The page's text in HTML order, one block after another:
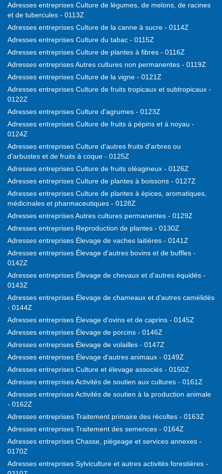
Adresses entreprises Culture de légumes, de melons, de racines
et de tubercules - 0113Z
Adresses entreprises Culture de la canne à sucre - 0114Z
Adresses entreprises Culture du tabac - 0115Z
Adresses entreprises Culture de plantes à fibres - 0116Z
Adresses entreprises Autres cultures non permanentes - 0119Z
Adresses entreprises Culture de la vigne - 0121Z
Adresses entreprises Culture de fruits tropicaux et subtropicaux -
0122Z
Adresses entreprises Culture d'agrumes - 0123Z
Adresses entreprises Culture de fruits à pépins et à noyau -
0124Z
Adresses entreprises Culture d'autres fruits d'arbres ou
d'arbustes et de fruits à coque - 0125Z
Adresses entreprises Culture de fruits oléagineux - 0126Z
Adresses entreprises Culture de plantes à boissons - 0127Z
Adresses entreprises Culture de plantes à épices, aromatiques,
médicinales et pharmaceutiques - 0128Z
Adresses entreprises Autres cultures permanentes - 0129Z
Adresses entreprises Reproduction de plantes - 0130Z
Adresses entreprises Élevage de vaches laitières - 0141Z
Adresses entreprises Élevage d'autres bovins et de buffles -
0142Z
Adresses entreprises Élevage de chevaux et d'autres équidés -
0143Z
Adresses entreprises Élevage de chameaux et d'autres camélidés
- 0144Z
Adresses entreprises Élevage d'ovins et de caprins - 0145Z
Adresses entreprises Élevage de porcins - 0146Z
Adresses entreprises Élevage de volailles - 0147Z
Adresses entreprises Élevage d'autres animaux - 0149Z
Adresses entreprises Culture et élevage associés - 0150Z
Adresses entreprises Activités de soutien aux cultures - 0161Z
Adresses entreprises Activités de soutien à la production animale
- 0162Z
Adresses entreprises Traitement primaire des récoltes - 0163Z
Adresses entreprises Traitement des semences - 0164Z
Adresses entreprises Chasse, piégeage et services annexes -
0170Z
Adresses entreprises Sylviculture et autres activités forestières -